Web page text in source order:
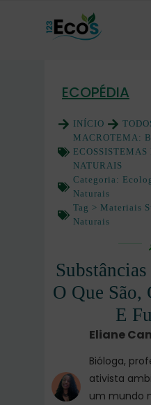
ECOPÉDIA
INÍCIO
MACROTEMA:
NATURAIS
Categoria:
Naturais
Tag > Materiais
Naturais
O Que São,
E
Eliane
Bióloga,
ativista
um mundo